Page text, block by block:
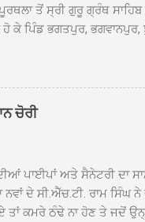
ਤੋਂ ਸ੍ਰੀ ਗੁਰੂ ਗ੍ਰੰਥ
ਕੇ ਪਿੰਡ ਭਗਤਪੁਰ, ਭਗਵਾਨਪੁਰ,
ਸ੍ਰੀ ਦਮਦਮਾ ਸਾਹਿਬ
ਦੀ ਗੂੰਜ ਵਿਚ ਨਿੱਘਾ
ਅਰਦਾਸ ਹੋਈ। ਇਸ ਮੌਕੇ ਪੰਜ
ਸੰਤ ਬਾਬਾ ਹਰਜੀਤ ਸਿੰਘ
ਚੋਰੀ
ਪਾਈਪਾਂ ਅਤੇ ਸੈਨੇਟਰੀ ਦਾ
ਨਵਾਂ ਦੇ ਸੀ.ਐੱਚ.ਟੀ. ਰਾਮ
ਤਾਂ ਕਮਰੇ ਠੰਢੇ ਨਾ ਹੋਣ ਤੇ ਜਦੋਂ